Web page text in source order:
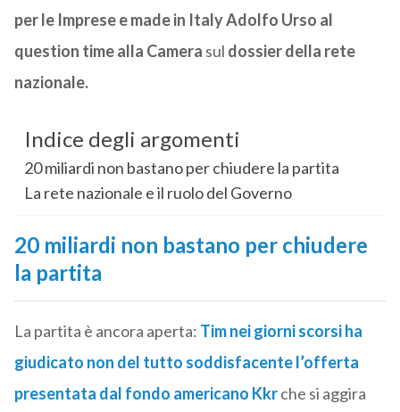
per le Imprese e made in Italy Adolfo Urso al
question time alla Camera sul dossier della rete
nazionale.
Indice degli argomenti
20 miliardi non bastano per chiudere la partita
La rete nazionale e il ruolo del Governo
20 miliardi non bastano per chiudere
la partita
La partita è ancora aperta: Tim nei giorni scorsi ha
giudicato non del tutto soddisfacente l’offerta
presentata dal fondo americano Kkrche si aggira